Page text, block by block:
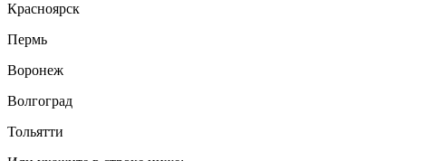
Красноярск
Пермь
Воронеж
Волгоград
Тольятти